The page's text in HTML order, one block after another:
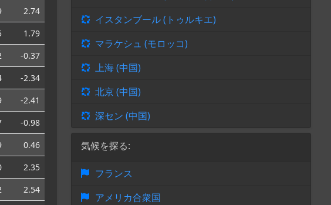
2.74
1.79
-0.37
-2.34
-2.41
-0.98
0.46
2.35
2.54
イスタンブール (トゥルキエ)
マラケシュ (モロッコ)
上海 (中国)
北京 (中国)
深セン (中国)
気候を探る:
フランス
アメリカ合衆国